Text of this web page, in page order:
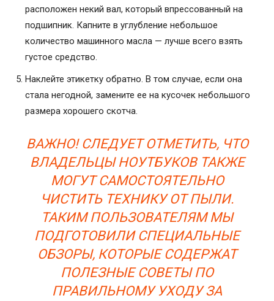
расположен некий вал, который впрессованный на
подшипник. Капните в углубление небольшое
количество машинного масла — лучше всего взять
густое средство.
Наклейте этикетку обратно. В том случае, если она
стала негодной, замените ее на кусочек небольшого
размера хорошего скотча.
ВАЖНО! СЛЕДУЕТ ОТМЕТИТЬ, ЧТО
ВЛАДЕЛЬЦЫ НОУТБУКОВ ТАКЖЕ
МОГУТ САМОСТОЯТЕЛЬНО
ЧИСТИТЬ ТЕХНИКУ ОТ ПЫЛИ.
ТАКИМ ПОЛЬЗОВАТЕЛЯМ МЫ
ПОДГОТОВИЛИ СПЕЦИАЛЬНЫЕ
ОБЗОРЫ, КОТОРЫЕ СОДЕРЖАТ
ПОЛЕЗНЫЕ СОВЕТЫ ПО
ПРАВИЛЬНОМУ УХОДУ ЗА